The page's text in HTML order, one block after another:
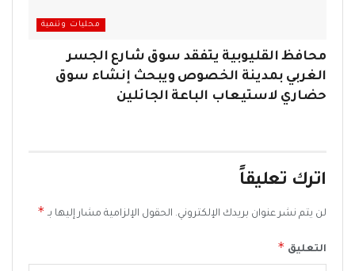
محليات وتنمية
محافظ القليوبية يتفقد سوق شارع الجسر
الغربي بمدينة الخصوص ويبحث إنشاء سوق
حضاري لاستيعاب الباعة الجائلين
اترك تعليقاً
لن يتم نشر عنوان بريدك الإلكتروني. الحقول الإلزامية مشار إليها بـ *
التعليق *